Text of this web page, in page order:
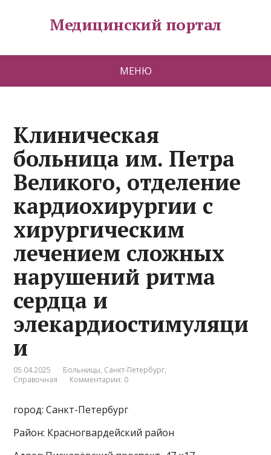
Медицинский портал
МЕНЮ
Клиническая
больница им. Петра
Великого, отделение
кардиохирургии с
хирургическим
лечением сложных
нарушений ритма
сердца и
элекардиостимуляци
и
05.04.2025 Больницы, Санкт-Петербург,
Справочная
Комментарии: 0
город: Санкт-Петербург
Район: Красногвардейский район